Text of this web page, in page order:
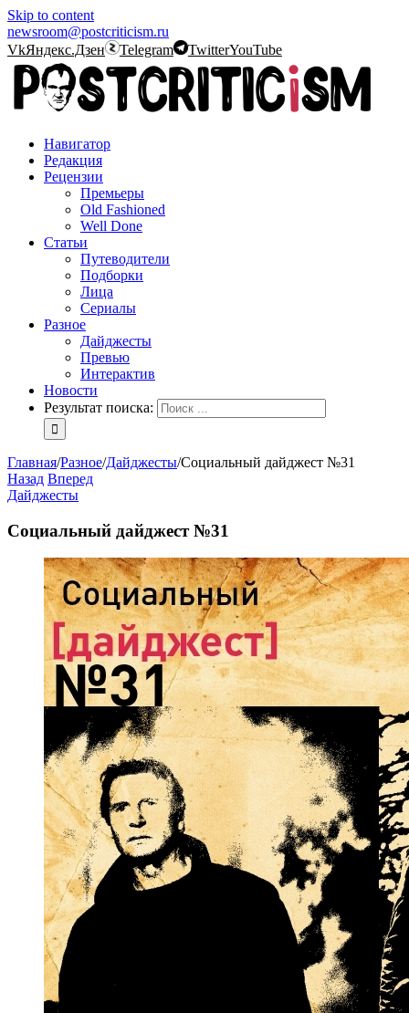
Skip to content
newsroom@postcriticism.ru
VkЯндекс.Дзен Telegram TwitterYouTube
Навигатор
Редакция
Рецензии
Премьеры
Old Fashioned
Well Done
Статьи
Путеводители
Подборки
Лица
Сериалы
Разное
Дайджесты
Превью
Интерактив
Новости
Результат поиска:
Главная/Разное/Дайджесты/Социальный дайджест №31
Назад Вперед
Дайджесты
Социальный дайджест №31